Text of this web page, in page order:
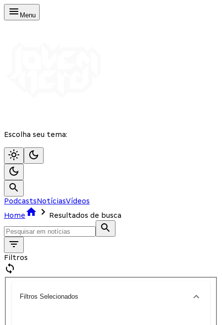
Menu
Escolha seu tema:
PodcastsNotíciasVídeos
Home
Resultados de busca
Filtros
Filtros Selecionados